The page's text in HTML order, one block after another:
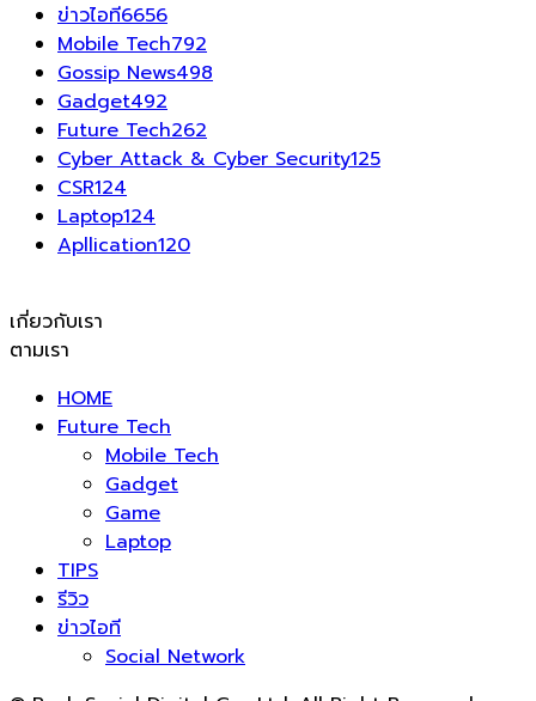
ข่าวไอที6656
Mobile Tech792
Gossip News498
Gadget492
Future Tech262
Cyber Attack & Cyber Security125
CSR124
Laptop124
Apllication120
เกี่ยวกับเรา
ตามเรา
HOME
Future Tech
Mobile Tech
Gadget
Game
Laptop
TIPS
รีวิว
ข่าวไอที
Social Network